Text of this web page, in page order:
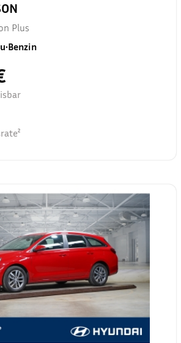
Plus
•Benzin